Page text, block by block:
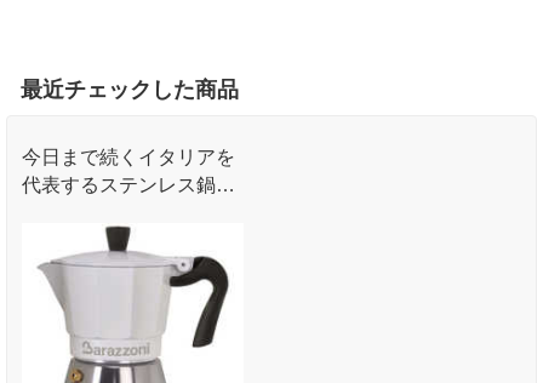
最近チェックした商品
今日まで続くイタリアを
代表するステンレス鍋製